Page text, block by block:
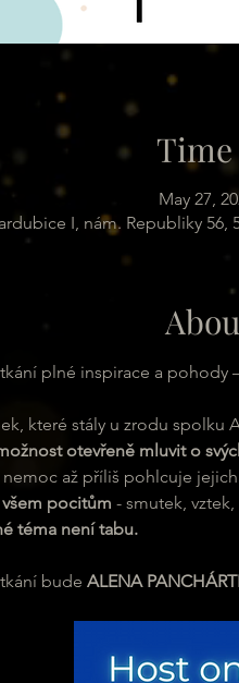
May 27,
I, nám. Republiky 56,
plné inspirace a
které stály u zrodu spolku
otevřeně mluvit o
až příliš pohlcuje
pocitům - smutek,
téma není tabu.
bude ALENA